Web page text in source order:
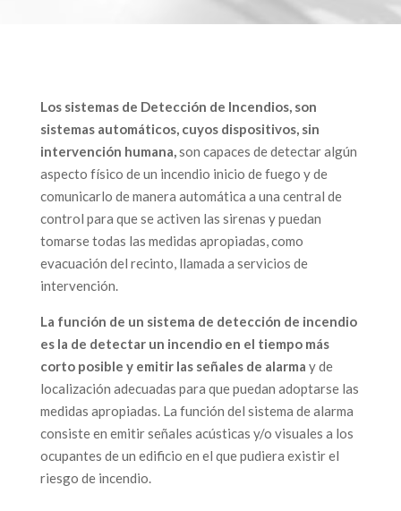
Los sistemas de Detección de Incendios, son
sistemas automáticos, cuyos dispositivos, sin
intervención humana,son capaces de detectar algún
aspecto físico de un incendio inicio de fuego y de
comunicarlo de manera automática a una central de
control para que se activen las sirenas y puedan
tomarse todas las medidas apropiadas, como
evacuación del recinto, llamada a servicios de
intervención.
La función de un sistema de detección de incendio
es la de detectar un incendio en el tiempo más
corto posible y emitir las señales de alarma y de
localización adecuadas para que puedan adoptarse las
medidas apropiadas. La función del sistema de alarma
consiste en emitir señales acústicas y/o visuales a los
ocupantes de un edificio en el que pudiera existir el
riesgo de incendio.